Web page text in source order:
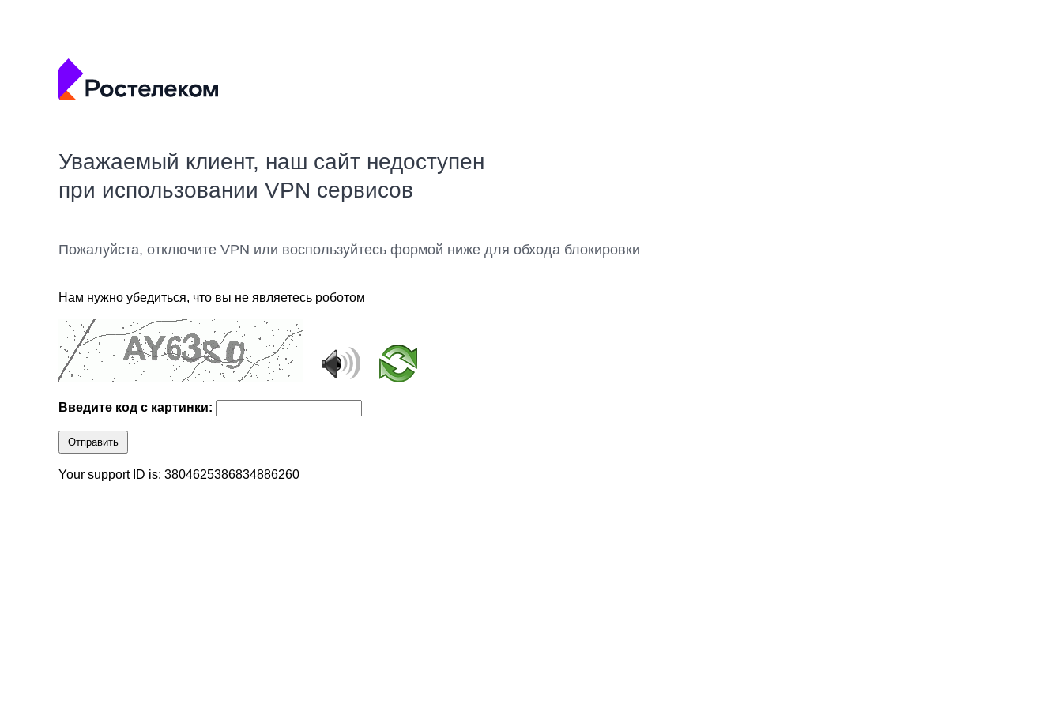
Уважаемый клиент, наш сайт недоступен
при использовании VPN сервисов
Пожалуйста, отключите VPN или воспользуйтесь формой ниже для обхода блокировки
Нам нужно убедиться, что вы не являетесь роботом
Введите код с картинки:
Отправить
Your support ID is: 3804625386834886260